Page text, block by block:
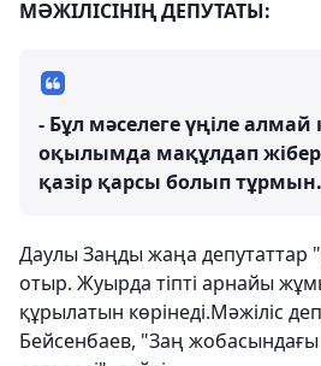
МӘЖІЛІСІНІҢ ДЕПУТАТЫ:
- Бұл мәселеге үңіле алмай
оқылымда мақұлдап
қазір қарсы болып тұрмын.
Даулы Заңды жаңа
отыр. Жуырда тіпті арнайы
құрылатын көрінеді.Мәжіліс
Бейсенбаев, "Заң жобасындағы